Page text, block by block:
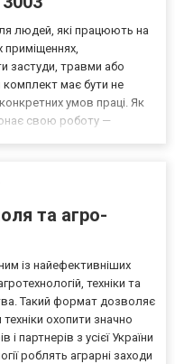
людей, які працюють на
приміщеннях,
застуди, травми або
має бути не
умов праці. Як
свою роботу —
та агро-
із найефективніших
техніки та
Такий формат дозволяє
охопити значно
партнерів з усієї України
роблять аграрні заходи